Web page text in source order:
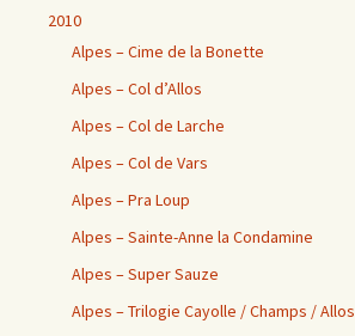
2010
Alpes – Cime de la Bonette
Alpes – Col d’Allos
Alpes – Col de Larche
Alpes – Col de Vars
Alpes – Pra Loup
Alpes – Sainte-Anne la Condamine
Alpes – Super Sauze
Alpes – Trilogie Cayolle / Champs / Allos